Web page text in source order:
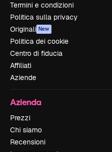
Termini e condizioni
Politica sulla privacy
Originali New
Politica dei cookie
Centro di fiducia
Affiliati
Aziende
Azienda
Prezzi
Chi siamo
Recensioni